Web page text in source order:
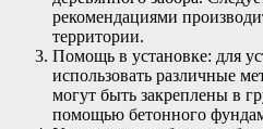
рекомендациями
территории.
Помощь в установке: для
использовать различные
могут быть закреплены в
помощью бетонного